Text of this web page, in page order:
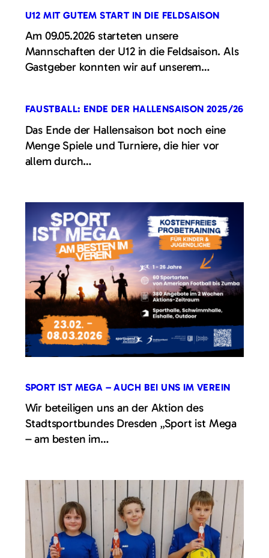
U12 MIT GUTEM START IN DIE FELDSAISON
Am 09.05.2026 starteten unsere
Mannschaften der U12 in die Feldsaison. Als
Gastgeber konnten wir auf unserem…
FAUSTBALL: ENDE DER HALLENSAISON 2025/26
Das Ende der Hallensaison bot noch eine
Menge Spiele und Turniere, die hier vor
allem durch…
SPORT IST MEGA – AUCH BEI UNS IM VEREIN
Wir beteiligen uns an der Aktion des
Stadtsportbundes Dresden „Sport ist Mega
– am besten im…